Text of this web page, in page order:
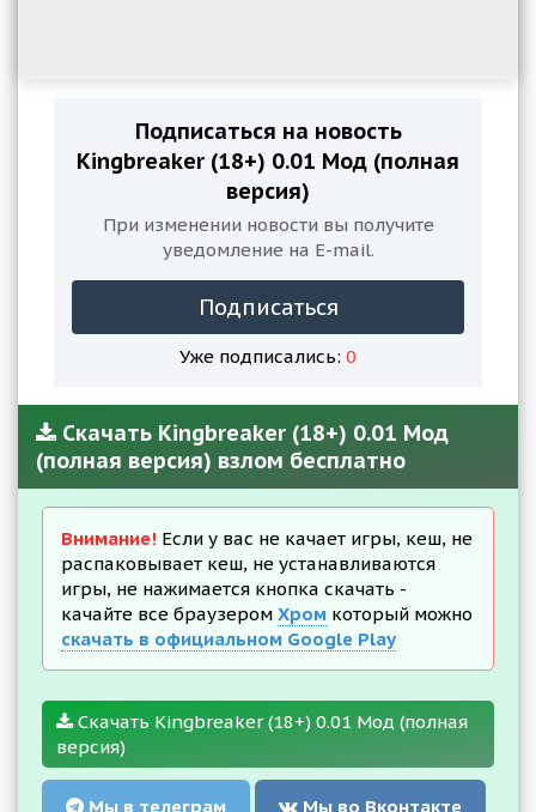
Подписаться на новость
Kingbreaker (18+) 0.01 Мод (полная
версия)
При изменении новости вы получите
уведомление на E-mail.
Подписаться
Уже подписались: 0
Скачать Kingbreaker (18+) 0.01 Мод
(полная версия) взлом бесплатно
Внимание! Если у вас не качает игры, кеш, не
распаковывает кеш, не устанавливаются
игры, не нажимается кнопка скачать -
качайте все браузером Хром который можно
скачать в официальном Google Play
Скачать Kingbreaker (18+) 0.01 Мод (полная
версия)
Мы в телеграм Мы во Вконтакте